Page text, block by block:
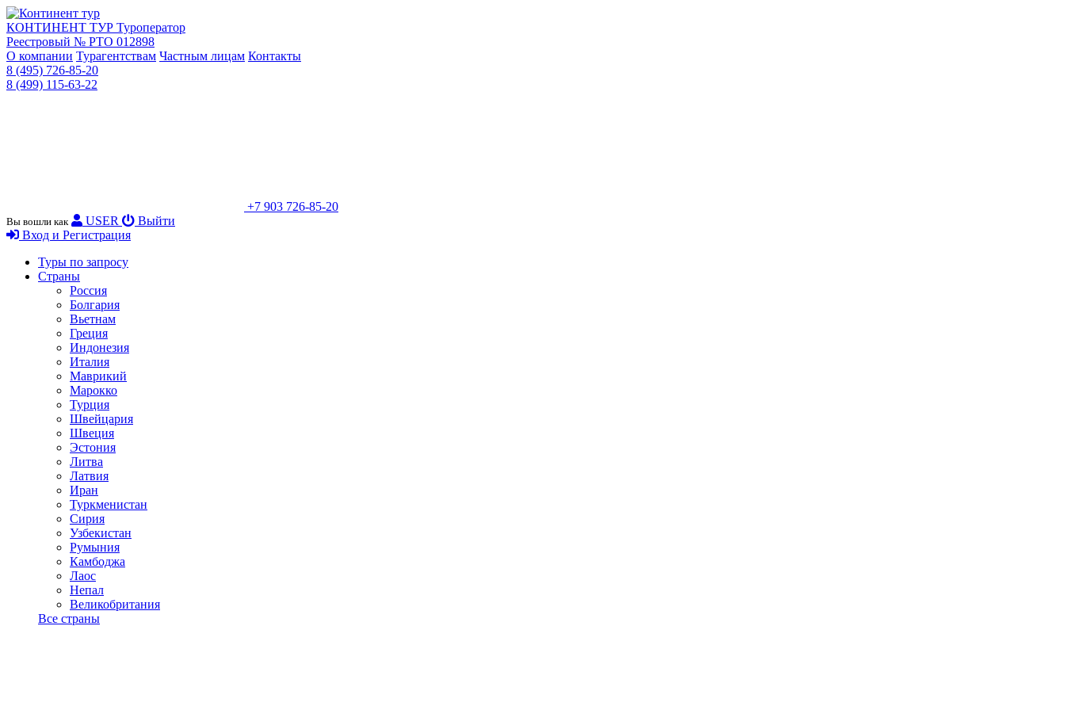
КОНТИНЕНТ ТУР Туроператор
Реестровый № РТО 012898
О компании Турагентствам Частным лицам Контакты
8 (495) 726-85-20
8 (499) 115-63-22
+7 903 726-85-20
Вы вошли как USER
Выйти
Вход и Регистрация
Туры по запросу
Страны
Россия
Болгария
Вьетнам
Греция
Индонезия
Италия
Маврикий
Марокко
Турция
Швейцария
Швеция
Эстония
Литва
Латвия
Иран
Туркменистан
Сирия
Узбекистан
Румыния
Камбоджа
Лаос
Непал
Великобритания
Все страны